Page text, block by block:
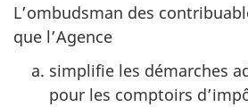
L’ombudsman des
que l’Agence
simplifie les démarches
pour les comptoirs